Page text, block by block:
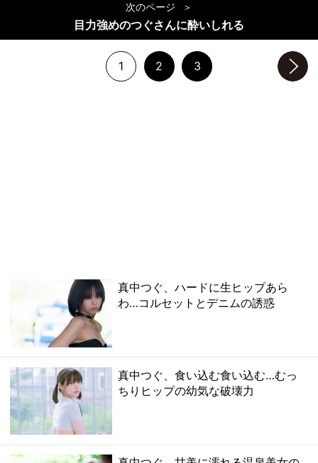
次のページ
目力強めのつぐさんに酔いしれる
1 2 3
次のページへ
真中つぐ、ハードに生ヒップあら
わ…コルセットとデニムの誘惑
真中つぐ、食い込む食い込む…むっ
ちりヒップの幼気な破壊力